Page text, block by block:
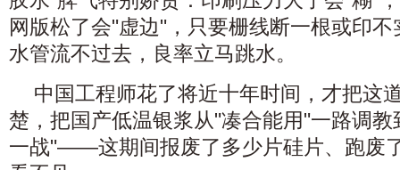
网版松了会"虚边"，只要栅线断一根或印
水管流不过去，良率立马跳水。
中国工程师花了将近十年时间，才把这
楚，把国产低温银浆从"凑合能用"一路调
一战"——这期间报废了多少片硅片、跑废